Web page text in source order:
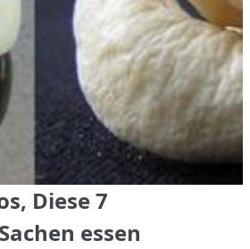
Diese 7
essen